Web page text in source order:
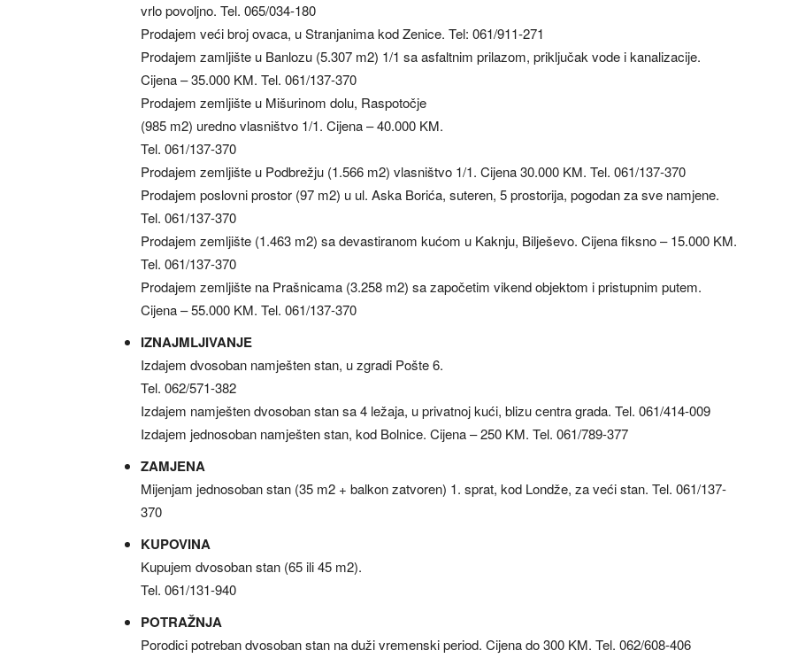
vrlo povoljno. Tel. 065/034-180
Prodajem veći broj ovaca, u Stranjanima kod Zenice. Tel: 061/911-271
Prodajem zamljište u Banlozu (5.307 m2) 1/1 sa asfaltnim prilazom, priključak vode i kanalizacije.
Cijena – 35.000 KM. Tel. 061/137-370
Prodajem zemljište u Mišurinom dolu, Raspotočje
(985 m2) uredno vlasništvo 1/1. Cijena – 40.000 KM.
Tel. 061/137-370
Prodajem zemljište u Podbrežju (1.566 m2) vlasništvo 1/1. Cijena 30.000 KM. Tel. 061/137-370
Prodajem poslovni prostor (97 m2) u ul. Aska Borića, suteren, 5 prostorija, pogodan za sve namjene.
Tel. 061/137-370
Prodajem zemljište (1.463 m2) sa devastiranom kućom u Kaknju, Bilješevo. Cijena fiksno – 15.000 KM.
Tel. 061/137-370
Prodajem zemljište na Prašnicama (3.258 m2) sa započetim vikend objektom i pristupnim putem.
Cijena – 55.000 KM. Tel. 061/137-370
IZNAJMLJIVANJE
Izdajem dvosoban namješten stan, u zgradi Pošte 6.
Tel. 062/571-382
Izdajem namješten dvosoban stan sa 4 ležaja, u privatnoj kući, blizu centra grada. Tel. 061/414-009
Izdajem jednosoban namješten stan, kod Bolnice. Cijena – 250 KM. Tel. 061/789-377
ZAMJENA
Mijenjam jednosoban stan (35 m2 + balkon zatvoren) 1. sprat, kod Londže, za veći stan. Tel. 061/137-
370
KUPOVINA
Kupujem dvosoban stan (65 ili 45 m2).
Tel. 061/131-940
POTRAŽNJA
Porodici potreban dvosoban stan na duži vremenski period. Cijena do 300 KM. Tel. 062/608-406